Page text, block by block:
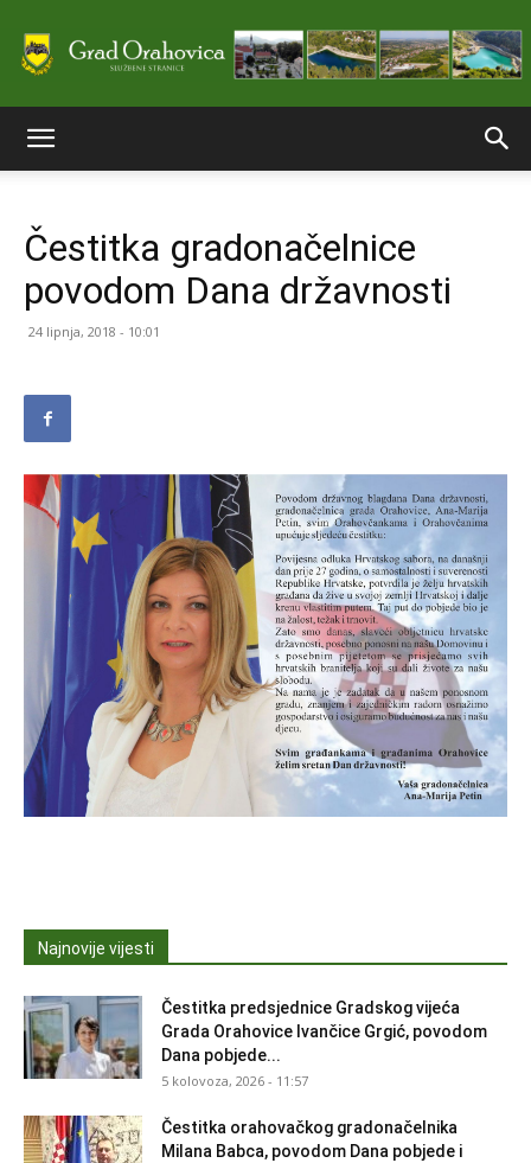
stranice
Čestitka gradonačelnice
povodom Dana državnosti
24 lipnja, 2018 - 10:01
Najnovije vijesti
Čestitka predsjednice Gradskog vijeća
Grada Orahovice Ivančice Grgić, povodom
Dana pobjede...
5 kolovoza, 2026 - 11:57
Čestitka orahovačkog gradonačelnika
Milana Babca, povodom Dana pobjede i